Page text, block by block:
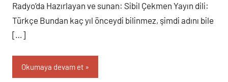
Radyo’da Hazırlayan ve sunan: Sibil Çekmen Yayın dili:
Türkçe Bundan kaç yıl önceydi bilinmez, şimdi adını bile
[…]
Okumaya devam et